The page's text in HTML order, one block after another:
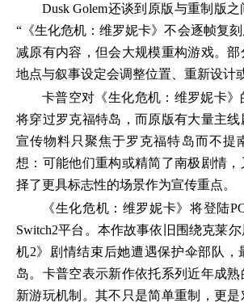
Dusk Golem还谈到原版与重制版之
“《生化危机：维罗妮卡》不会逐帧复
减原有内容，但会大规模重构游戏。
地点与叙事设定会调整位置、重新设计
卡普空对《生化危机：维罗妮卡
将穿过罗克福特岛，而原版有大量主线
宣传物料只聚焦于罗克福特岛而不提
想：可能他们重构或精简了南极剧情
择了更具标志性的场景作为宣传重点。
《生化危机：维罗妮卡》将登陆
Switch2平台。本作故事依旧围绕克莱
机2》剧情结束后她遭遇保护伞部队，
岛。卡普空表示新作依托系列近年成
新游玩机制。其不只是简单重制，更